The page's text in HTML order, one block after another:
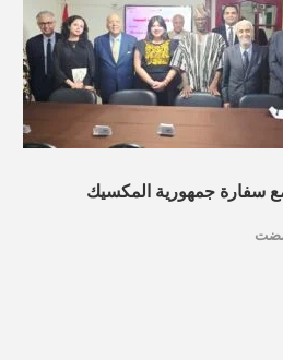
مع سفارة جمهورية المكسيك